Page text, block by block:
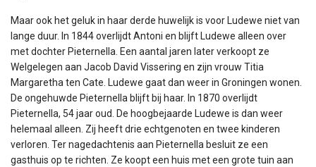
Maar ook het geluk in haar derde huwelijk is voor Ludewe niet van
lange duur. In 1844 overlijdt Antoni en blijft Ludewe alleen over
met dochter Pieternella. Een aantal jaren later verkoopt ze
Welgelegen aan Jacob David Vissering en zijn vrouw Titia
Margaretha ten Cate. Ludewe gaat dan weer in Groningen wonen.
De ongehuwde Pieternella blijft bij haar. In 1870 overlijdt
Pieternella, 54 jaar oud. De hoogbejaarde Ludewe is dan weer
helemaal alleen. Zij heeft drie echtgenoten en twee kinderen
verloren. Ter nagedachtenis aan Pieternella besluit ze een
gasthuis op te richten. Ze koopt een huis met een grote tuin aan